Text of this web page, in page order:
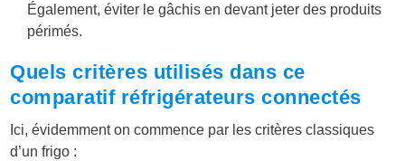
Également, éviter le gâchis en devant jeter des produits
périmés.
Quels critères utilisés dans ce
comparatif réfrigérateurs connectés
Ici, évidemment on commence par les critères classiques
d’un frigo :